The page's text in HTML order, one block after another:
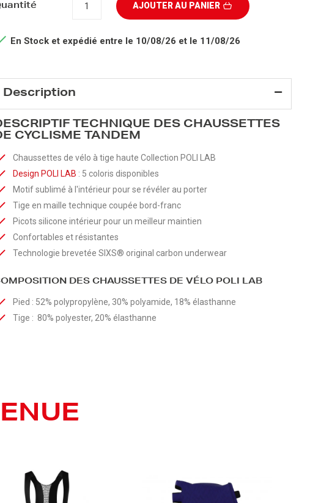
AJOUTER AU PANIER
En Stock et expédié entre le 10/08/26 et le 11/08/26
Description
TECHNIQUE DES CHAUSSETTES
CYCLISME TANDEM
Chaussettes de vélo à tige haute Collection POLI LAB
Design POLI LAB : 5 coloris disponibles
Motif sublimé à l'intérieur pour se révéler au porter
Tige en maille technique coupée bord-franc
Picots silicone intérieur pour un meilleur maintien
Confortables et résistantes
Technologie brevetée SIXS® original carbon underwear
DES CHAUSSETTES DE VÉLO POLI LAB
Pied : 52% polypropylène, 30% polyamide, 18% élasthanne
Tige : 80% polyester, 20% élasthanne